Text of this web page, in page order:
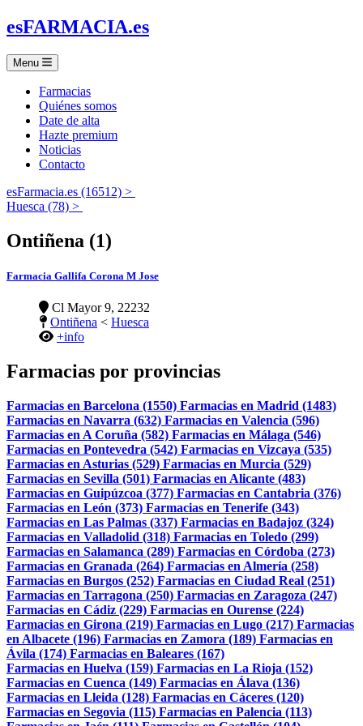
esFARMACIA.es
Menu
Farmacias
Quiénes somos
Date de alta
Hazte premium
Noticias
Contacto
esFarmacia.es (16512) >
Huesca (78) >
Ontiñena (1)
Farmacia Gallifa Corona M Jose
Cl Mayor 9, 22232
Ontiñena < Huesca
+info
Farmacias por provincias
Farmacias en Barcelona (1550) Farmacias en Madrid (1483)
Farmacias en Navarra (632) Farmacias en Valencia (596)
Farmacias en A Coruña (582) Farmacias en Málaga (546)
Farmacias en Pontevedra (542) Farmacias en Vizcaya (535)
Farmacias en Asturias (529) Farmacias en Murcia (529)
Farmacias en Sevilla (501) Farmacias en Alicante (483)
Farmacias en Guipúzcoa (377) Farmacias en Cantabria (376)
Farmacias en León (373) Farmacias en Tenerife (343)
Farmacias en Las Palmas (337) Farmacias en Badajoz (324)
Farmacias en Valladolid (318) Farmacias en Toledo (299)
Farmacias en Salamanca (289) Farmacias en Córdoba (273)
Farmacias en Granada (264) Farmacias en Almería (258)
Farmacias en Burgos (252) Farmacias en Ciudad Real (251)
Farmacias en Tarragona (250) Farmacias en Zaragoza (247)
Farmacias en Cádiz (229) Farmacias en Ourense (224)
Farmacias en Girona (219) Farmacias en Lugo (217) Farmacias
en Albacete (196) Farmacias en Zamora (189) Farmacias en
Ávila (174) Farmacias en Baleares (167)
Farmacias en Huelva (159) Farmacias en La Rioja (152)
Farmacias en Cuenca (149) Farmacias en Álava (136)
Farmacias en Lleida (128) Farmacias en Cáceres (120)
Farmacias en Segovia (115) Farmacias en Palencia (113)